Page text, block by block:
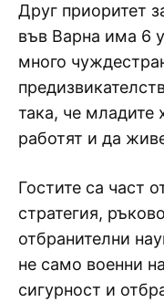
Друг приоритет
във Варна има 6
много
така, че младите
работят и да
Гостите са част
стратегия,
отбранителни
не само военни
сигурност и